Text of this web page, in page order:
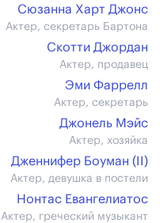
Сюзанна Харт Джонс
Актер, секретарь Бартона
Скотти Джордан
Актер, продавец
Эми Фаррелл
Актер, секретарь
Джонель Мэйс
Актер, хозяйка
Дженнифер Боуман (II)
Актер, девушка в постели
Нонтас Евангелиатос
Актер, греческий музыкант